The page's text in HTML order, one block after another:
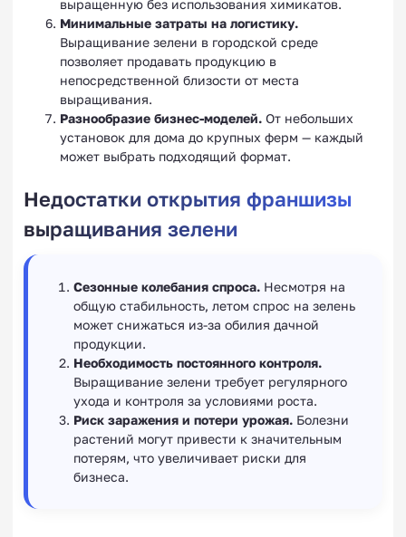
выращенную без использования химикатов.
Минимальные затраты на логистику.
Выращивание зелени в городской среде
позволяет продавать продукцию в
непосредственной близости от места
выращивания.
Разнообразие бизнес-моделей. От небольших
установок для дома до крупных ферм — каждый
может выбрать подходящий формат.
Недостатки открытия франшизы
выращивания зелени
Сезонные колебания спроса. Несмотря на
общую стабильность, летом спрос на зелень
может снижаться из-за обилия дачной
продукции.
Необходимость постоянного контроля.
Выращивание зелени требует регулярного
ухода и контроля за условиями роста.
Риск заражения и потери урожая. Болезни
растений могут привести к значительным
потерям, что увеличивает риски для
бизнеса.